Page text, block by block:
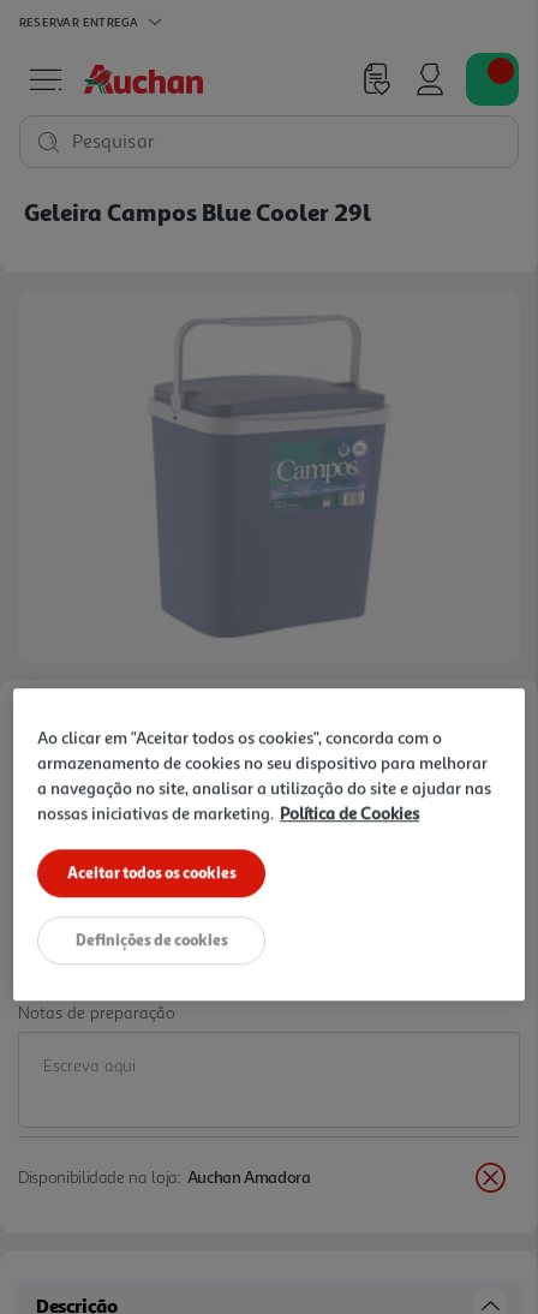
RESERVAR ENTREGA
Pesquisar
Geleira Campos Blue Cooler 29l
8410474752077
19.99 €/un
-20%
Price reduced from
24,99 €to
19,99 €
Promoção:
Notas de preparação
Disponibilidade na loja: Auchan Amadora
Descrição
Ao clicar em "Aceitar todos os cookies", concorda com o
armazenamento de cookies no seu dispositivo para melhorar
a navegação no site, analisar a utilização do site e ajudar nas
nossas iniciativas de marketing. Política de Cookies
Aceitar todos os cookies
Definições de cookies